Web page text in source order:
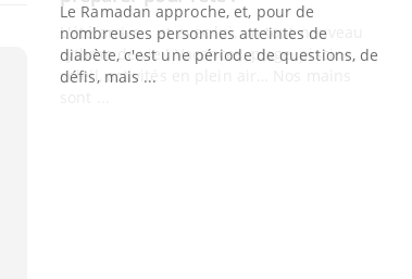
Le Ramadan approche, et, pour de
nombreuses personnes atteintes de
diabète, c'est une période de questions, de
défis, mais ...